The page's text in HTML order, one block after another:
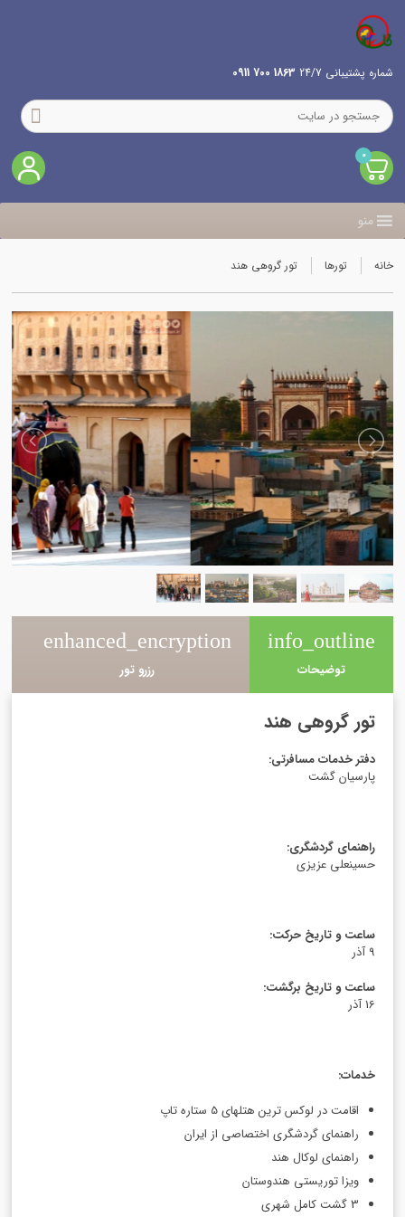
شماره پشتیبانی 24/7 1863 700 0911
0
منو
خانه تورها تور گروهی هند
info_outline
توضیحات
enhanced_encryption
رزرو تور
تور گروهی هند
دفتر خدمات مسافرتی:
پارسیان گشت
راهنمای گردشگری:
حسینعلی عزیزی
ساعت و تاریخ حرکت:
9 آذر
ساعت و تاریخ برگشت:
16 آذر
خدمات:
اقامت در لوکس ترین هتلهای 5 ستاره تاپ
راهنمای گردشگری اختصاصی از ایران
راهنمای لوکال هند
ویزا توریستی هندوستان
3 گشت کامل شهری